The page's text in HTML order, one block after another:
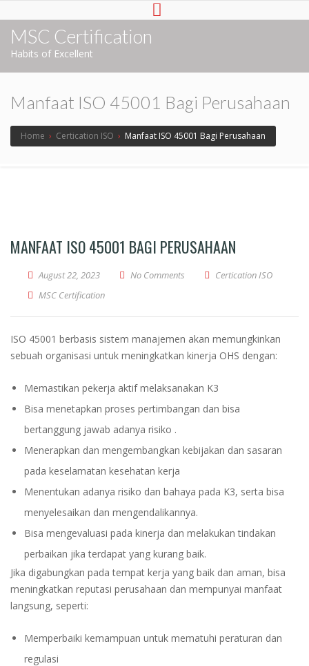
MSC Certification
Habits of Excellent
Manfaat ISO 45001 Bagi Perusahaan
Home › Certication ISO › Manfaat ISO 45001 Bagi Perusahaan
MANFAAT ISO 45001 BAGI PERUSAHAAN
August 22, 2023 No Comments
Certication ISO
MSC Certification
ISO 45001 berbasis sistem manajemen akan memungkinkan
sebuah organisasi untuk meningkatkan kinerja OHS dengan:
Memastikan pekerja aktif melaksanakan K3
Bisa menetapkan proses pertimbangan dan bisa
bertanggung jawab adanya risiko .
Menerapkan dan mengembangkan kebijakan dan sasaran
pada keselamatan kesehatan kerja
Menentukan adanya risiko dan bahaya pada K3, serta bisa
menyelesaikan dan mengendalikannya.
Bisa mengevaluasi pada kinerja dan melakukan tindakan
perbaikan jika terdapat yang kurang baik.
Jika digabungkan pada tempat kerja yang baik dan aman, bisa
meningkatkan reputasi perusahaan dan mempunyai manfaat
langsung, seperti:
Memperbaiki kemampuan untuk mematuhi peraturan dan
regulasi